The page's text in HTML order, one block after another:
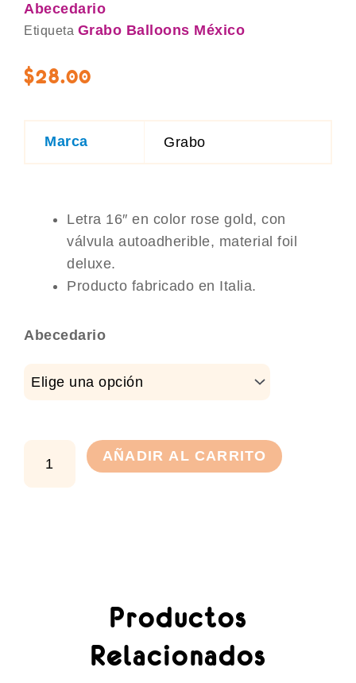
Abecedario
Etiqueta Grabo Balloons México
$28.00
Marca Grabo
Letra 16″ en color rose gold, con
válvula autoadherible, material foil
deluxe.
Producto fabricado en Italia.
Abecedario
letra
pulgadas
AÑADIR AL CARRITO
Productos
Relacionados